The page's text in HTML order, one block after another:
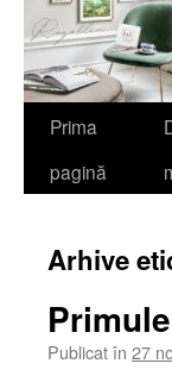
Sari
Prima
pagină
Arhive
Publicat în 27